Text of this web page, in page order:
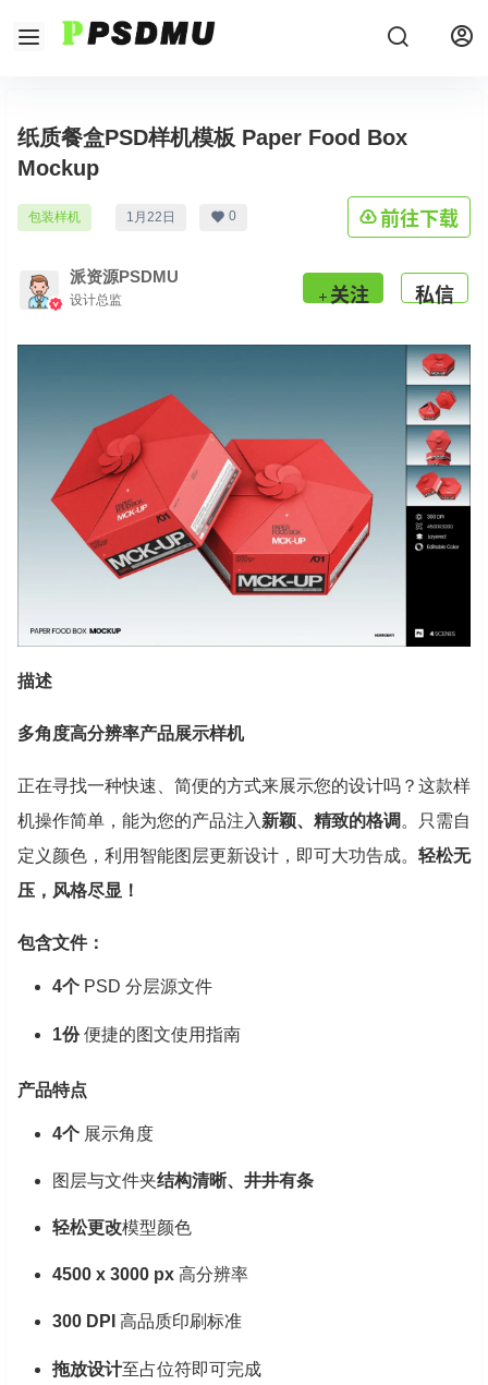
纸质餐盒PSD样机模板 Paper Food Box
Mockup
包装样机 1月22日 0 前往下载
派资源PSDMU
设计总监 关注 私信
描述
多角度高分辨率产品展示样机
正在寻找一种快速、简便的方式来展示您的设计吗？这款样
机操作简单，能为您的产品注入 新颖、精致的格调 。只需自
定义颜色，利用智能图层更新设计，即可大功告成。 轻松无
压，风格尽显！
包含文件：
4个 PSD 分层源文件
1份便捷的图文使用指南
产品特点
4个 展示角度
图层与文件夹结构清晰、井井有条
轻松更改模型颜色
4500 x 3000 px 高分辨率
300 DPI 高品质印刷标准
拖放设计至占位符即可完成